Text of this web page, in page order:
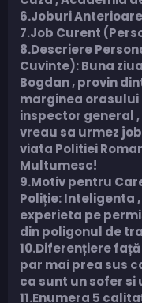
6.Joburi
7.Job Curent
8.Descriere
Cuvinte): Buna
Bogdan , provin
marginea orasului
inspector general
vreau sa urmez
viata Politiei
Multumesc!
9.Motiv pentru
Poliție: Inteligenta
experieta pe
din poligonul de
10.Diferențiere
par mai prea sus
ca sunt un sofer si
11.Enumera 5